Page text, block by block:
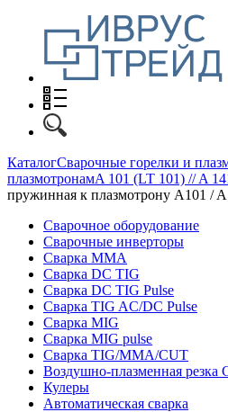
КаталогСварочные горелки и
плазмотронамA 101 (LT 101) // A
пружинная к плазмотрону A101 / A
Сварочное оборудование
Сварочные инверторы
Сварка MMA
Сварка DC TIG
Сварка DC TIG Pulse
Сварка TIG AC/DC Pulse
Сварка MIG
Сварка MIG pulse
Сварка TIG/MMA/CUT
Воздушно-плазменная резка
Кулеры
Автоматическая сварка